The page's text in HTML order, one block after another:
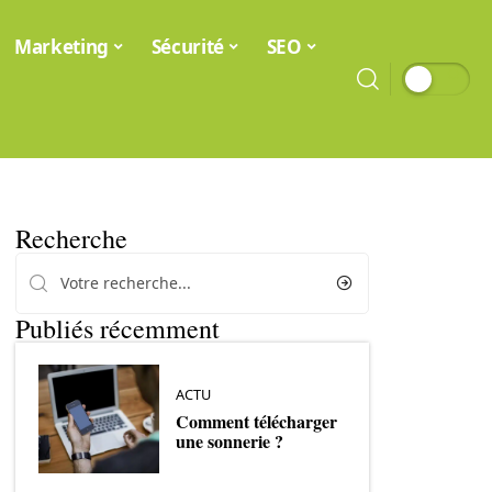
Marketing Sécurité SEO
Recherche
Publiés récemment
ACTU
Comment télécharger
une sonnerie ?